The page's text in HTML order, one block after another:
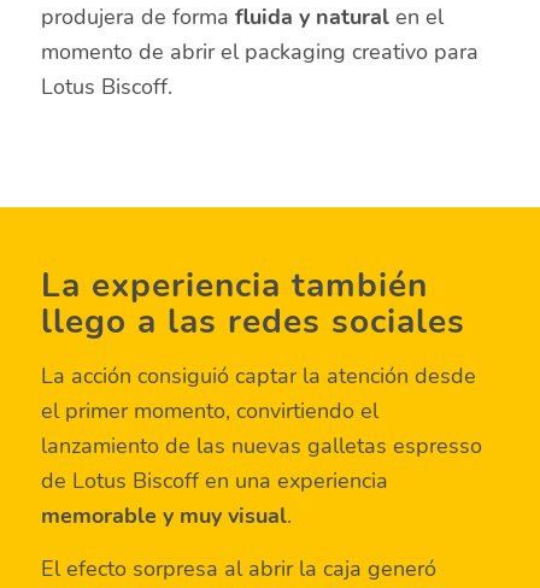
produjera de forma fluida y naturalen el
momento de abrir el packaging creativo para
Lotus Biscoff.
La experiencia también
llego a las redes sociales
La acción consiguió captar la atención desde
el primer momento, convirtiendo el
lanzamiento de las nuevas galletas espresso
de Lotus Biscoffen una experiencia
memorable y muy visual.
El efecto sorpresa al abrir la caja generó